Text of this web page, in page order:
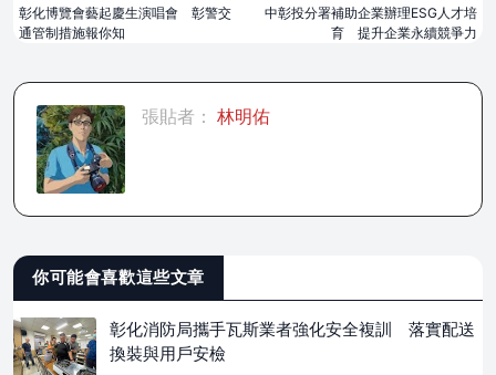
中彰投分署補助企業辦理ESG人才培
育 提升企業永續競爭力
彰化博覽會藝起慶生演唱會 彰警交
通管制措施報你知
張貼者： 林明佑
你可能會喜歡這些文章
彰化消防局攜手瓦斯業者強化安全複訓 落實配送
換裝與用戶安檢